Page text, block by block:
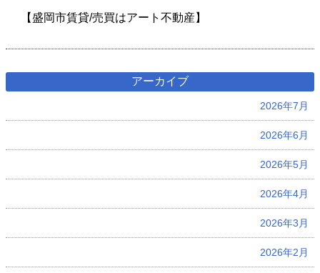
【盛岡市賃貸/売買はアート不動産】
アーカイブ
2026年7月
2026年6月
2026年5月
2026年4月
2026年3月
2026年2月